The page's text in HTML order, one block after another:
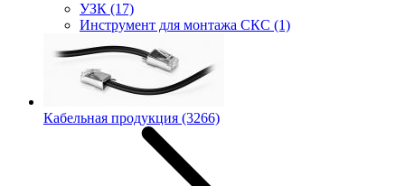
УЗК (17)
Инструмент для монтажа СКС (1)
Кабельная продукция (3266)